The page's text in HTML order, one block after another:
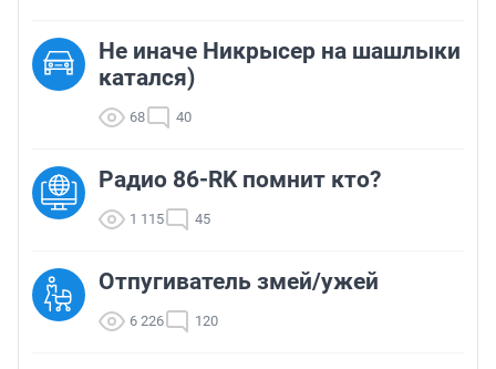
Не иначе Никрысер на шашлыки
катался)
68 40
Радио 86-RK помнит кто?
1 115 45
Отпугиватель змей/ужей
6 226 120